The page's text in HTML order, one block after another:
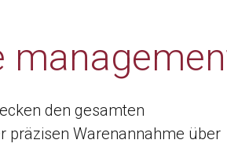
den gesamten
präzisen Warenannahme über